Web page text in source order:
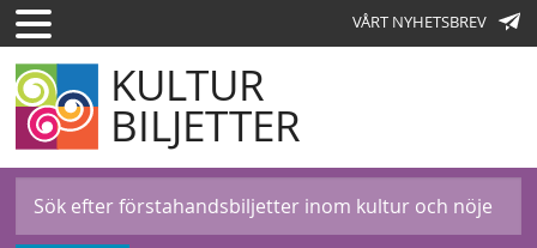
VÅRT NYHETSBREV
KULTUR
BILJETTER